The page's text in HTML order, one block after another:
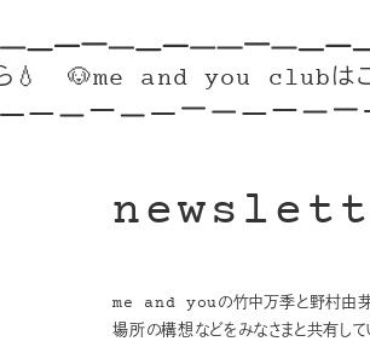
and you clubはこちらから🐱
me and youの竹中万季と野村由芽が
場所の構想などをみなさまと共有